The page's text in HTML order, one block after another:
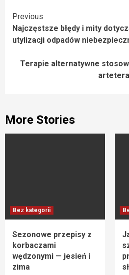
Continue
Reading
Previous
Najczęstsze błędy i mity
utylizacji odpadów
Terapie alternatywne
More Stories
Bez kategorii
Sezonowe przepisy z
korbaczami
wędzonymi — jesień i
zima